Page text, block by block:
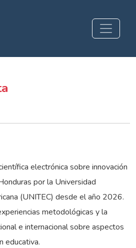
electrónica sobre innovación
por la Universidad
(UNITEC) desde el año 2026.
metodológicas y la
e internacional sobre aspectos
educativa.